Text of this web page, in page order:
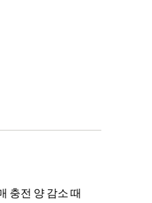
충전 양 감소 때